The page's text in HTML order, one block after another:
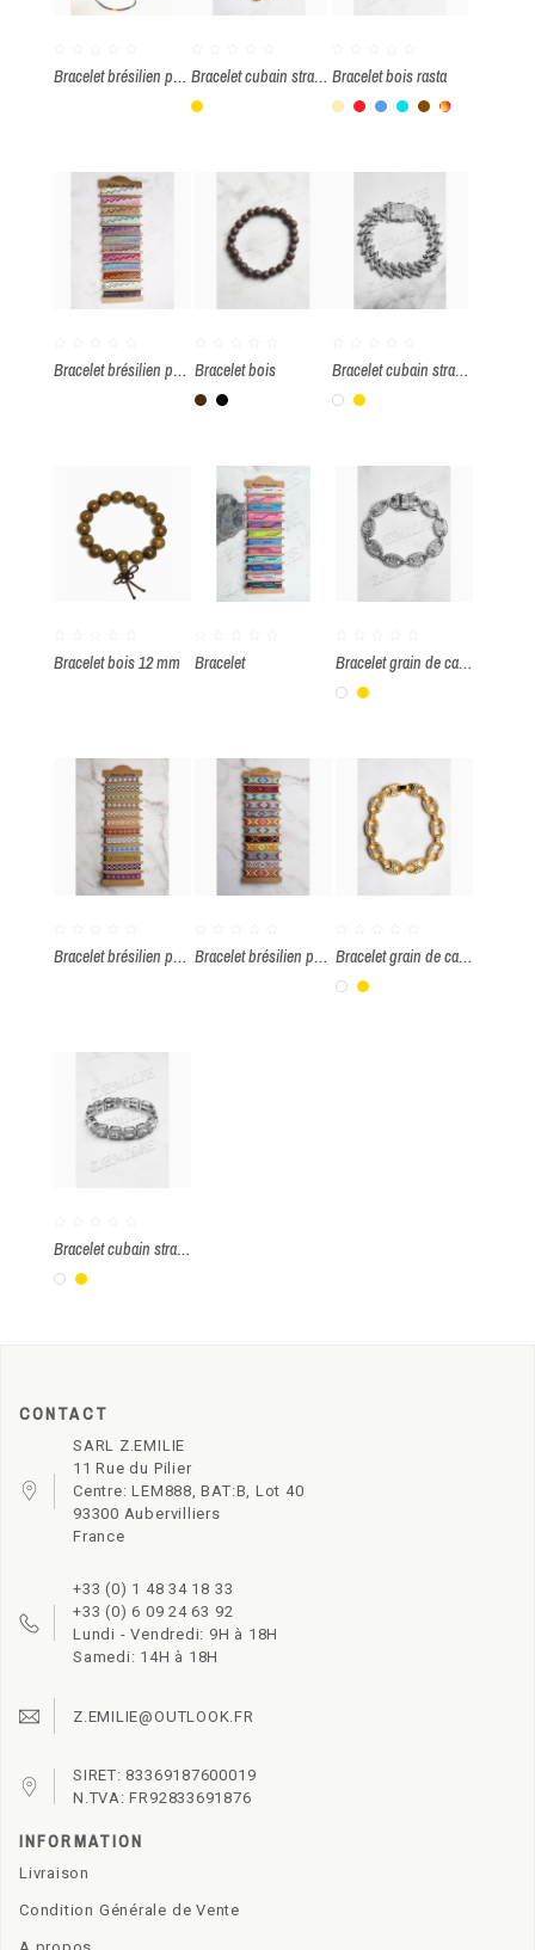
Bracelet brésilien par paquet de 100 pièces Bracelet cubain strass
Or
Bracelet bois rasta
BeigeRouge
BleuTurquoise
Brun
Bracelet brésilien par paquet de 12 pièces Bracelet bois
Marron
Noir
Bracelet cubain strass
Blanc
Or
Bracelet bois 12 mm Bracelet Bracelet grain de café strass
Blanc
Or
Bracelet brésilien par paquet de 12 pièces Bracelet brésilien par paquet de 12 pièces Bracelet grain de café strass
Blanc
Or
Bracelet cubain strass
Blanc
Or
CONTACT
SARL Z.EMILIE
11 Rue du Pilier
Centre: LEM888, BAT:B, Lot 40
93300 Aubervilliers
France
+33 (0) 1 48 34 18 33
+33 (0) 6 09 24 63 92
Lundi - Vendredi: 9H à 18H
Samedi: 14H à 18H
Z.EMILIE@OUTLOOK.FR
SIRET: 83369187600019
N.TVA: FR92833691876
INFORMATION
Livraison
Condition Générale de Vente